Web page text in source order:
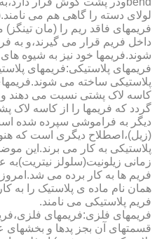
لولای دسته را گاهی هم می
فریمهای فاقد ریم را (مان تینگز)
داخل فریم قرار می گیرند،و
شوند.فریمها خود نیز به شیوه
فریمهای پلاستیکی:فریمهای
پلاستیکی ساخته می
کاسه لاک پشتی نسبت می دهند و
گردد که فریمها را از کاسه لاک
دیگر به فراموشی سپرده شده
(زیل)،اصطلاح دیگری است که
پلاستیکی به کار می برند.این
زمانی زیلونیت(سلولز نیتریت)به
فریم ها به کار برده می
همان نام ماده ی پلاستیک را به
فریم پلاستیکی می نامند.
فریمهای فلزی:فریمهای
قسمتهای آن بجز پدها و بخشهای